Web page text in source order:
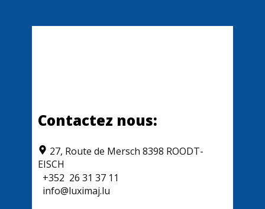
Contactez nous:
​​27, Route de Mersch 8398 ROODT-
EISCH
+352 26 31 37 11
info@luximaj.lu